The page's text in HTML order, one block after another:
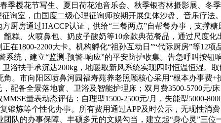
季樱花节写生、夏日荷花池音乐会、秋季银杏林摄影展、冬
询室，由国度二级心理征询师按期开展集体沙盘、音乐疗
厨房通过HACCP认证，供给“三餐两点”自帮餐办事，支撑
糕、火喷鼻包、奶皮子酸奶等10余款典范餐品，通过尺度
在1800-2200大卡。机构孵化“祖孙互动日”“代际厨房”等12
统，建立“监测-预警-响应”的平安防护收集。告急呼叫按
浴扶手承沉达200kg，地暖取新风系统实现四时恒温恒湿。
。市向阳区喷鼻河园福寿苑养老照顾核心采用“根本办事费
配备全景落地窗、卫浴及智能护理床；双月费3500-5700元/
量表动态评估：自理型1500-2500元/月，失能型5000-
炼等个性化办事。所有费用通过APP及时公示，无现性消
队的办事保障、丰硕多元的文娱勾当，建立起“身心灵”三